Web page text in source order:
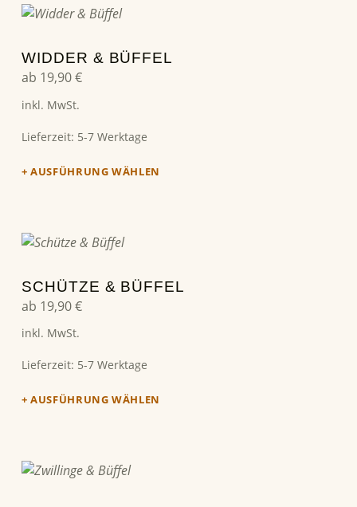
WIDDER & BÜFFEL
ab 19,90€
inkl. MwSt.
Lieferzeit: 5-7 Werktage
AUSFÜHRUNG WÄHLEN
Dieses Produkt weist mehrere Varianten auf. Die Optionen können auf der Produktseite gewählt werden
SCHÜTZE & BÜFFEL
ab 19,90€
inkl. MwSt.
Lieferzeit: 5-7 Werktage
AUSFÜHRUNG WÄHLEN
Dieses Produkt weist mehrere Varianten auf. Die Optionen können auf der Produktseite gewählt werden
Dieses Produkt weist mehrere Varianten auf. Die Optionen können auf der Produktseite gewählt werden